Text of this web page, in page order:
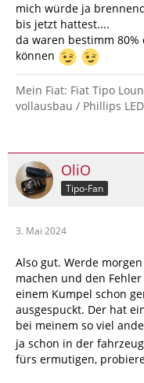
mich würde ja
bis jetzt hattest....
da waren bestimm
können
Mein Fiat: Fiat Tipo
vollausbau / Phillips
OliO
Tipo-Fan
3. Mai 2024
Also gut. Werde
machen und den
einem Kumpel schon
ausgespuckt. Der hat
bei meinem so viel
ja schon in der
fürs ermutigen,